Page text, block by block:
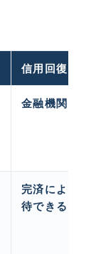
信用回復ロー
金融機関と提
完済により、
待できる